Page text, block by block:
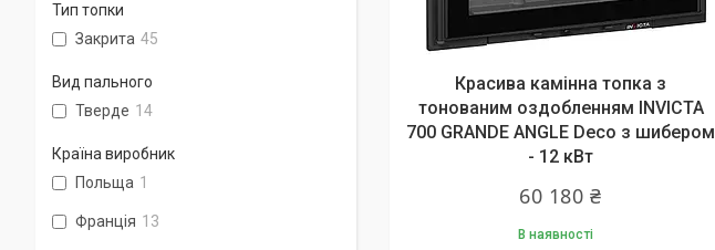
Красива камінна топка з
тонованим оздобленням INVICTA
700 GRANDE ANGLE Deco з шибером
- 12 кВт
60 180 ₴
В наявності
Тип топки
Закрита 45
Вид пального
Тверде 14
Країна виробник
Польща 1
Франція 13